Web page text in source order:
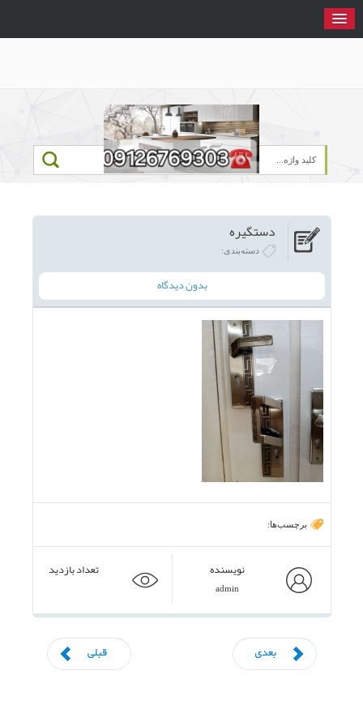
دستگیره
دسته‌بندی:
بدون دیدگاه
برچسب‌ها:
نویسنده
admin
تعداد بازدید